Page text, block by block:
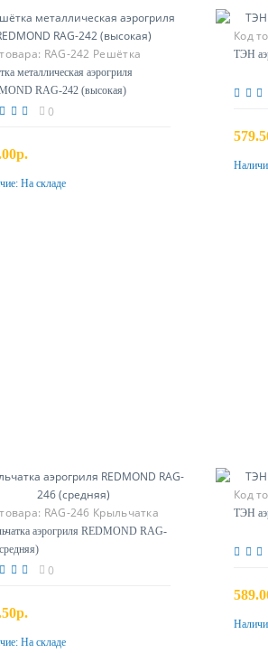
RAG-242 Решётка
металлическая аэрогриля
RAG-242 (высокая)
0
Купить
На складе
Код
ТЭН
RAG-246 Крыльчатка
аэрогриля REDMOND RAG-
0
Купить
На складе
Код
ТЭН